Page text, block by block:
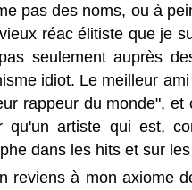
pas des noms, ou à
réac élitiste que je
seulement auprès
idiot. Le meilleur
rappeur du monde",
qu'un artiste qui est,
dans les hits et sur
reviens à mon axiome